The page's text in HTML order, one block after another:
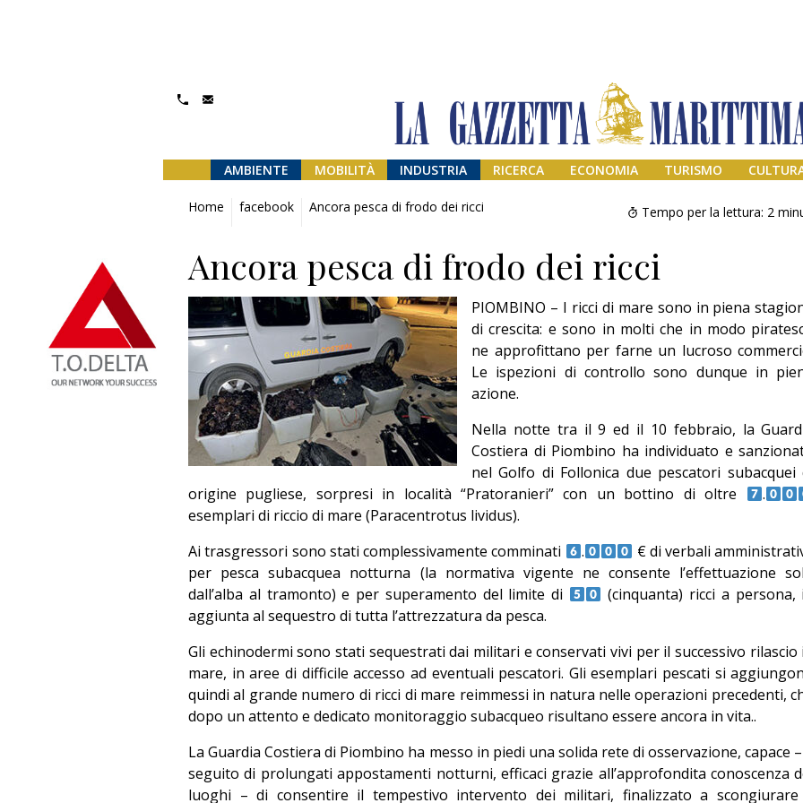
AMBIENTE MOBILITÀ INDUSTRIA RICERCA ECONOMIA TURISMO
Home facebook Ancora pesca di frodo dei ricci Tempo per la lettura: 2
Ancora pesca di frodo dei ricci
PIOMBINO – I ricci di mare sono in piena
di crescita: e sono in molti che in modo
ne approfittano per farne un lucroso
Le ispezioni di controllo sono dunque in
azione.
Nella notte tra il 9 ed il 10 febbraio, la
Costiera di Piombino ha individuato e
nel Golfo di Follonica due pescatori subacquei
origine pugliese, sorpresi in località “Pratoranieri” con un bottino di oltre
.
esemplari di riccio di mare (Paracentrotus lividus).
Ai trasgressori sono stati complessivamente comminati
.
€ di verbali
per pesca subacquea notturna (la normativa vigente ne consente l’effettuazione
dall’alba al tramonto) e per superamento del limite di
(cinquanta) ricci a persona,
aggiunta al sequestro di tutta l’attrezzatura da pesca.
Gli echinodermi sono stati sequestrati dai militari e conservati vivi per il successivo rilascio
mare, in aree di difficile accesso ad eventuali pescatori. Gli esemplari pescati si
quindi al grande numero di ricci di mare reimmessi in natura nelle operazioni precedenti,
dopo un attento e dedicato monitoraggio subacqueo risultano essere ancora in vita..
La Guardia Costiera di Piombino ha messo in piedi una solida rete di osservazione, capace
seguito di prolungati appostamenti notturni, efficaci grazie all’approfondita conoscenza
luoghi – di consentire il tempestivo intervento dei militari, finalizzato a
Addio amico
Editoriale